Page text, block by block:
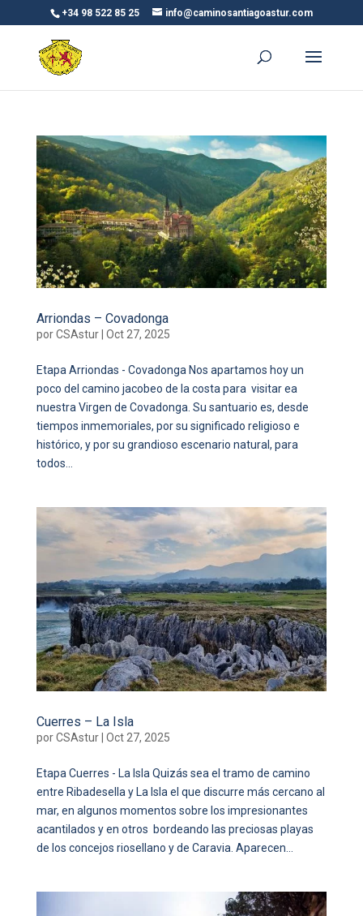
+34 98 522 85 25 info@caminosantiagoastur.com
Arriondas – Covadonga
porCSAstur| Oct 27, 2025
Etapa Arriondas - Covadonga Nos apartamos hoy un
poco del camino jacobeo de la costa para visitar ea
nuestra Virgen de Covadonga. Su santuario es, desde
tiempos inmemoriales, por su significado religioso e
histórico, y por su grandioso escenario natural, para
todos...
Cuerres – La Isla
porCSAstur| Oct 27, 2025
Etapa Cuerres - La Isla Quizás sea el tramo de camino
entre Ribadesella y La Isla el que discurre más cercano al
mar, en algunos momentos sobre los impresionantes
acantilados y en otros bordeando las preciosas playas
de los concejos riosellano y de Caravia. Aparecen...